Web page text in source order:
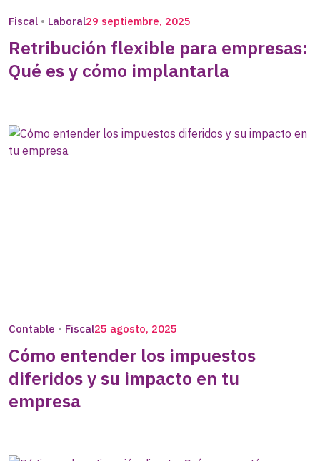
Fiscal Laboral29 septiembre, 2025
Retribución flexible para empresas:
Qué es y cómo implantarla
Contable Fiscal25 agosto, 2025
Cómo entender los impuestos
diferidos y su impacto en tu
empresa